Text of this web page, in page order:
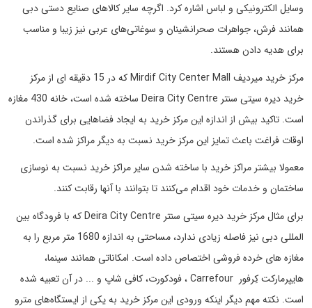
وسایل الکترونیکی و لباس اشاره کرد. اگرچه سایر کالاهای صنایع دستی دبی
همانند فرش، جواهرات صحرانشینان و سوغاتی‌های عربی نیز زیبا و مناسب
برای هدیه دادن هستند.
مرکز خرید میردیف Mirdif City Center Mall که در 15 دقیقه ای از مرکز
خرید دیره سیتی سنتر Deira City Centre ساخته شده است، خانه 430 مغازه
است. تاکید بیش از اندازه این مرکز خرید به ایجاد فضاهایی برای گذراندن
اوقات فراغت باعث تمایز این مرکز خرید نسبت به دیگر مراکز شده است.
معمولا بیشتر مراکز خرید با ساخته شدن سایر مراکز خرید نسبت به نوسازی
ساختمان و خدمات خود اقدام می‌کنند تا بتوانند با آنها رقابت کنند.
برای مثال مرکز خرید دیره سیتی سنتر Deira City Centre که با فرودگاه بین
المللی دبی نیز فاصله زیادی ندارد، مساحتی به اندازه 1680 متر مربع را به
مغازه های خرده فروشی اختصاص داده است. امکاناتی همانند سینما،
هایپرمارکت کِرفور Carrefour ، فودکورت، کافی شاپ و ... در آن تعبیه شده
است. نکته مهم دیگر اینکه ورودی این مرکز خرید به یکی از ایستگاه‌های مترو